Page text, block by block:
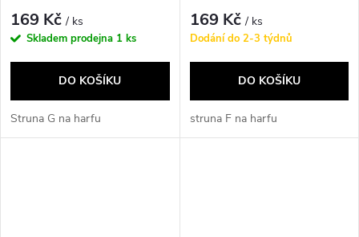
169 Kč/ ks
Skladem prodejna 1 ks
DO KOŠÍKU
Struna G na harfu
169 Kč/ ks
Dodání do 2-3 týdnů
DO KOŠÍKU
struna F na harfu